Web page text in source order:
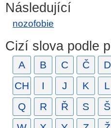
Následující
nozofobie
Cizí slova podle
A B C Č D
CH
I J K L
Q
R Ř S Š